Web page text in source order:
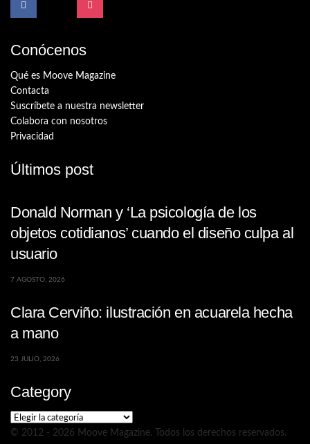
Conócenos
Qué es Moove Magazine
Contacta
Suscríbete a nuestra newsletter
Colabora con nosotros
Privacidad
Últimos post
Donald Norman y ‘La psicología de los
objetos cotidianos’ cuando el diseño culpa al
usuario
7 AGOSTO, 2026
Clara Cerviño: ilustración en acuarela hecha
a mano
23 JULIO, 2026
Category
Category
© 2012 - 2026 Moove Magazine. Todos los derechos reservados.